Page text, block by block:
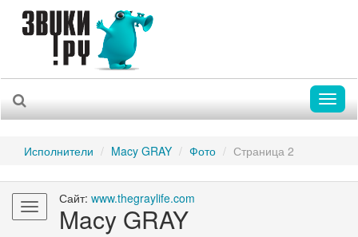
Исполнители Macy GRAY Фото Страница 2
Toggle
navigation
Сайт: www.thegraylife.com
Macy GRAY